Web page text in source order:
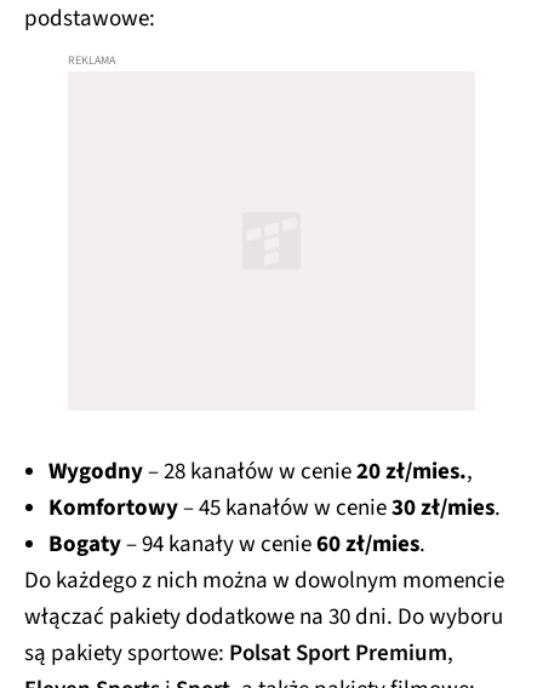
podstawowe:
Wygodny– 28 kanałów w cenie20 zł/mies.,
Komfortowy– 45 kanałów w cenie30 zł/mies.
Bogaty– 94 kanały w cenie60 zł/mies.
Do każdego z nich można w dowolnym momencie
włączać pakiety dodatkowe na 30 dni. Do wyboru
są pakiety sportowe: Polsat Sport Premium,